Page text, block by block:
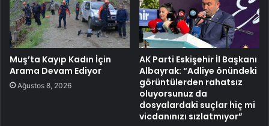
Muş’ta Kayıp Kadın İçin
Arama Devam Ediyor
Ağustos 8, 2026
AK Parti Eskişehir İl Başkanı
Albayrak: “Adliye önündeki
görüntülerden rahatsız
oluyorsunuz da
dosyalardaki suçlar hiç mi
vicdanınızı sızlatmıyor”